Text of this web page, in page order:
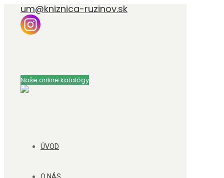
um@kniznica-ruzinov.sk
Naše online katalógy
ÚVOD